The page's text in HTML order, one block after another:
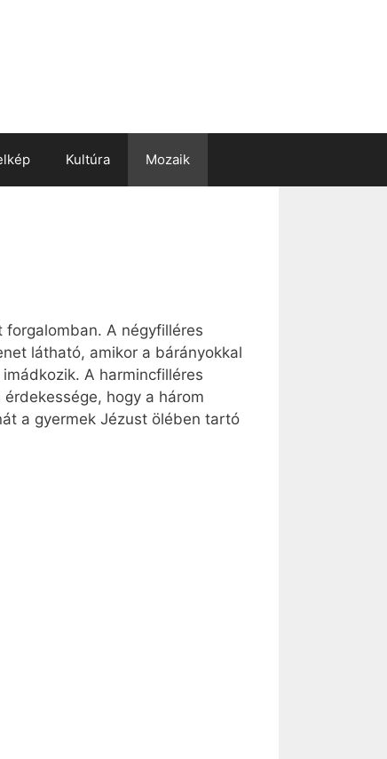
Kultúra Mozaik
A négyfilléres
látható, amikor a bárányokkal
A harmincfilléres
hogy a három
a gyermek Jézust ölében tartó